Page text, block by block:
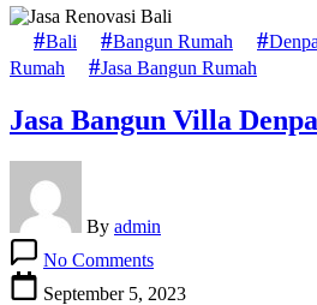
Bali Bangun Rumah
Rumah
Jasa Bangun Rumah
Jasa Bangun Villa
By admin
No CommentsJasa
Bangun
September 5, 2023